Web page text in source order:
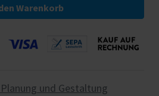
Warenkorb
und Gestaltung